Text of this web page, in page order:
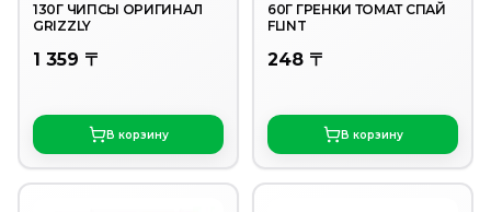
130Г ЧИПСЫ ОРИГИНАЛ
GRIZZLY
1 359 〒
В корзину
60Г ГРЕНКИ ТОМАТ СПАЙ
FLINT
248 〒
В корзину